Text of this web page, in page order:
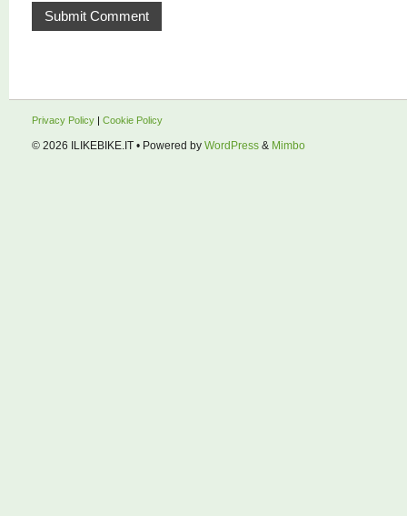
Privacy Policy | Cookie Policy
© 2026 ILIKEBIKE.IT • Powered by WordPress & Mimbo